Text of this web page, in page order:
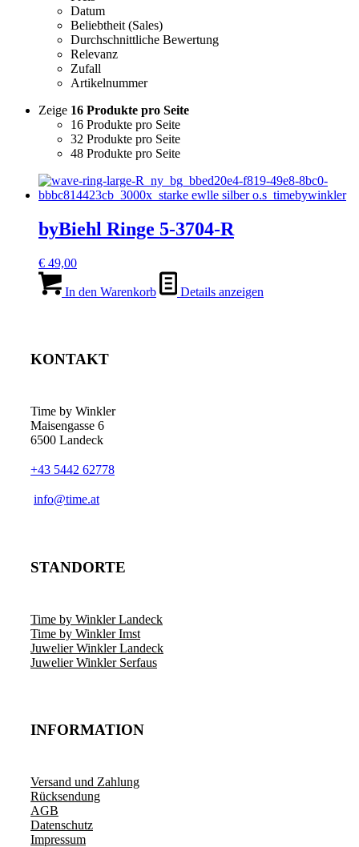
Datum
Beliebtheit (Sales)
Durchschnittliche Bewertung
Relevanz
Zufall
Artikelnummer
Zeige 16 Produkte pro Seite
16 Produkte pro Seite
32 Produkte pro Seite
48 Produkte pro Seite
byBiehl Ringe 5-3704-R
€ 49,00
In den Warenkorb Details anzeigen
KONTAKT
Time by Winkler
Maisengasse 6
6500 Landeck
+43 5442 62778
­info@time.at
STANDORTE
Time by Winkler Landeck
Time by Winkler Imst
Juwelier Winkler Landeck
Juwelier Winkler Serfaus
INFORMATION
Versand und Zahlung
Rücksendung
AGB
Datenschutz
Impressum